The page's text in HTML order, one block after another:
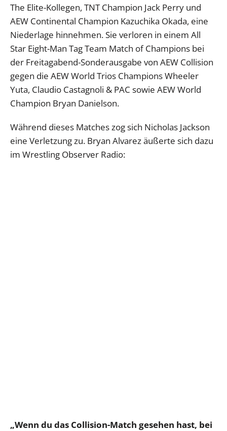
The Elite-Kollegen, TNT Champion Jack Perry und
AEW Continental Champion Kazuchika Okada, eine
Niederlage hinnehmen. Sie verloren in einem All
Star Eight-Man Tag Team Match of Champions bei
der Freitagabend-Sonderausgabe von AEW Collision
gegen die AEW World Trios Champions Wheeler
Yuta, Claudio Castagnoli & PAC sowie AEW World
Champion Bryan Danielson.
Während dieses Matches zog sich Nicholas Jackson
eine Verletzung zu. Bryan Alvarez äußerte sich dazu
im Wrestling Observer Radio:
„Wenn du das Collision-Match gesehen hast, bei